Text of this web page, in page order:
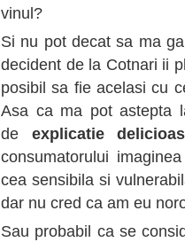
vinul?
Si nu pot decat sa ma
decident de la Cotnari ii
posibil sa fie acelasi cu
Asa ca ma pot astepta
de explicatie
consumatorului
cea sensibila si
dar nu cred ca am eu
Sau probabil ca se